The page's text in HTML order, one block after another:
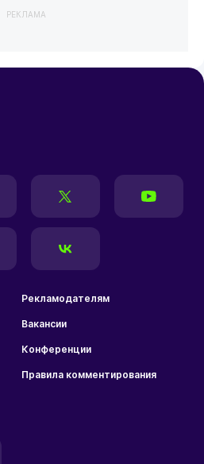
РЕКЛАМА
Рекламодателям
Вакансии
Конференции
Правила комментирования